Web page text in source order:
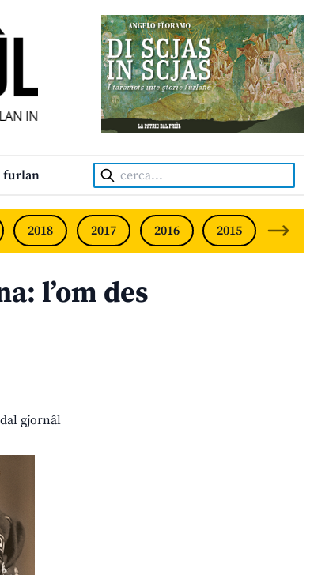
INDIPENDENT • INDEPENDENT FRIULIAN MONTHLY
furlan Cerca:
2018 2017 2016 2015 2014
l’om des
gjornâl